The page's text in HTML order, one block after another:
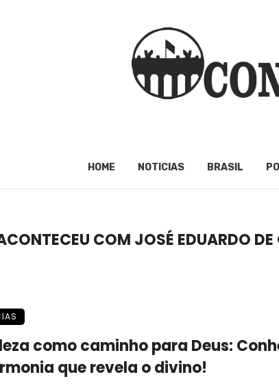
HOME NOTICIAS BRASIL
COM JOSÉ EDUARDO DE
como caminho para Deus:
que revela o divino!